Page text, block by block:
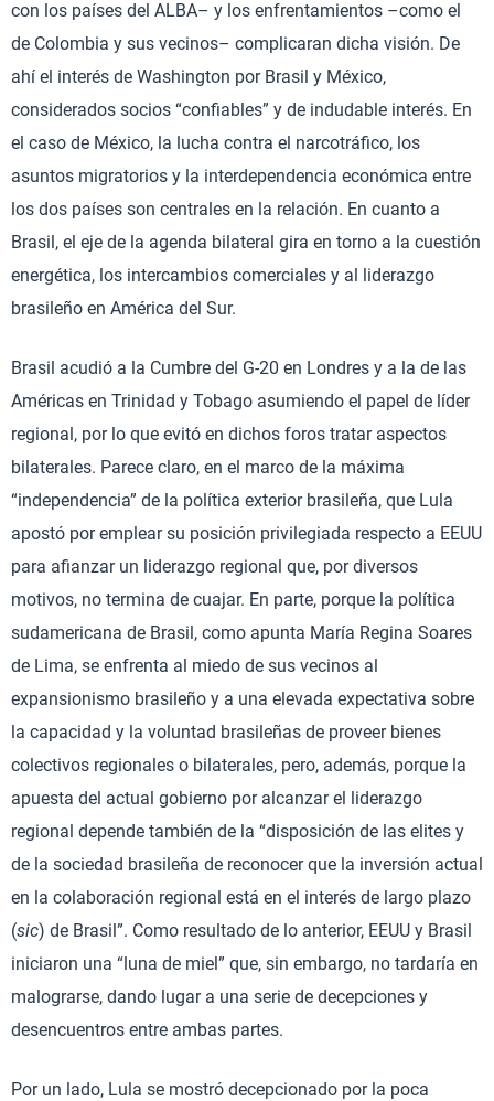
con los países del ALBA– y los enfrentamientos –como el
de Colombia y sus vecinos– complicaran dicha visión. De
ahí el interés de Washington por Brasil y México,
considerados socios “confiables” y de indudable interés. En
el caso de México, la lucha contra el narcotráfico, los
asuntos migratorios y la interdependencia económica entre
los dos países son centrales en la relación. En cuanto a
Brasil, el eje de la agenda bilateral gira en torno a la cuestión
energética, los intercambios comerciales y al liderazgo
brasileño en América del Sur.
Brasil acudió a la Cumbre del G-20 en Londres y a la de las
Américas en Trinidad y Tobago asumiendo el papel de líder
regional, por lo que evitó en dichos foros tratar aspectos
bilaterales. Parece claro, en el marco de la máxima
“independencia” de la política exterior brasileña, que Lula
apostó por emplear su posición privilegiada respecto a EEUU
para afianzar un liderazgo regional que, por diversos
motivos, no termina de cuajar. En parte, porque la política
sudamericana de Brasil, como apunta María Regina Soares
de Lima, se enfrenta al miedo de sus vecinos al
expansionismo brasileño y a una elevada expectativa sobre
la capacidad y la voluntad brasileñas de proveer bienes
colectivos regionales o bilaterales, pero, además, porque la
apuesta del actual gobierno por alcanzar el liderazgo
regional depende también de la “disposición de las elites y
de la sociedad brasileña de reconocer que la inversión actual
en la colaboración regional está en el interés de largo plazo
(sic) de Brasil”. Como resultado de lo anterior, EEUU y Brasil
iniciaron una “luna de miel” que, sin embargo, no tardaría en
malograrse, dando lugar a una serie de decepciones y
desencuentros entre ambas partes.
Por un lado, Lula se mostró decepcionado por la poca